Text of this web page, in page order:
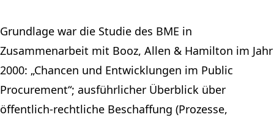
Grundlage war die Studie des BME in
Zusammenarbeit mit Booz, Allen & Hamilton im Jahr
2000: „Chancen und Entwicklungen im Public
Procurement“; ausführlicher Überblick über
öffentlich-rechtliche Beschaffung (Prozesse,